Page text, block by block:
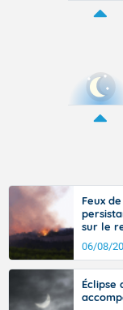
Feux
sur le
06/08/
Éclipse